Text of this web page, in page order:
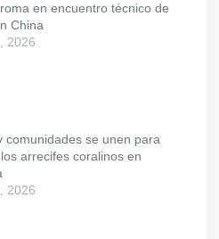
en encuentro técnico de
China
2026
comunidades se unen para
arrecifes coralinos en
2026